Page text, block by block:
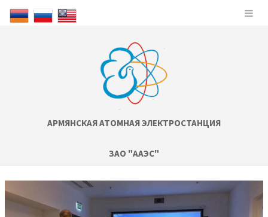
АРМЯНСКАЯ АТОМНАЯ ЭЛЕКТРОСТАНЦИЯ
ЗАО "ААЭС"